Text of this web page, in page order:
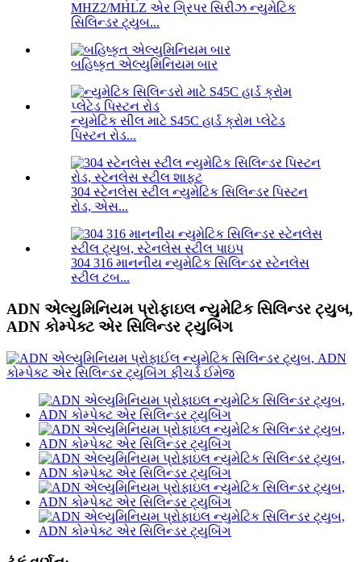
MHZ2/MHLZ એર ગ્રિપર સિરીઝ ન્યુમેટિક
સિલિન્ડર ટ્યુબ...
બહિષ્કૃત એલ્યુમિનિયમ બાર
ન્યુમેટિક સીલ માટે S45C હાર્ડ ક્રોમ પ્લેટેડ
પિસ્ટન રોડ...
304 સ્ટેનલેસ સ્ટીલ ન્યુમેટિક સિલિન્ડર પિસ્ટન
રોડ, એસ...
304 316 માનનીય ન્યુમેટિક સિલિન્ડર સ્ટેનલેસ
સ્ટીલ ટબ...
ADN એલ્યુમિનિયમ પ્રોફાઇલ ન્યુમેટિક સિલિન્ડર ટ્યુબ,
ADN કોમ્પેક્ટ એર સિલિન્ડર ટ્યુબિંગ